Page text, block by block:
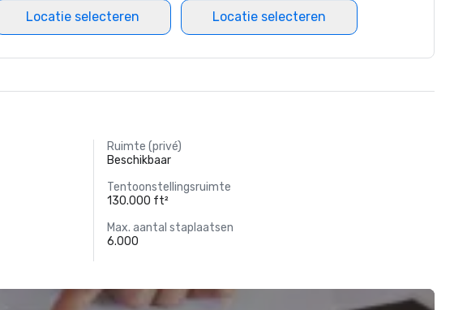
Locatie selecteren Locatie selecteren
Ruimte (privé)
Beschikbaar
Tentoonstellingsruimte
130.000 ft²
Max. aantal staplaatsen
6.000